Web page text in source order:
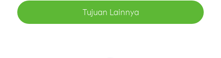
Tujuan Lainnya